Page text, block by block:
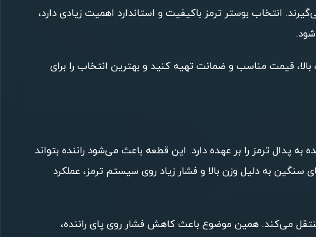
انتخاب بوستر ترمز باکیفیت و استاندارد اهمیت زیادی دارد،
قیمت مناسب و ضمانت تهیه کنید و بهترین انتخاب را برای
ترمز را بر عهده دارد. این قطعه باعث می‌شود راننده بتواند
سنگین به دلیل وزن بالا و فشار زیاد روی سیستم ترمز، عملکرد
می‌کند. همین موضوع باعث کاهش فشار روی پای راننده،